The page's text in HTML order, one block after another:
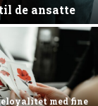
de ansatte
med fine